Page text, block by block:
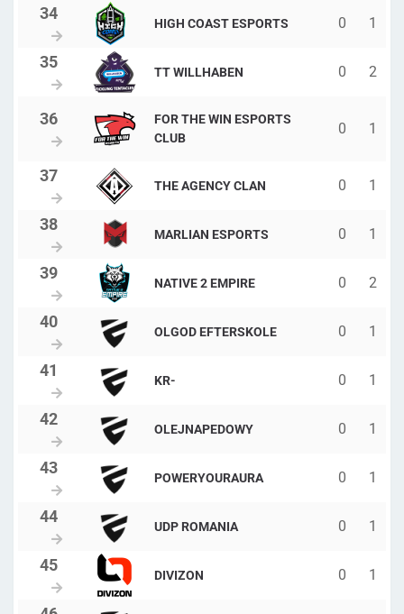
HIGH COAST ESPORTS 0 1
TT WILLHABEN 0 2
FOR THE WIN ESPORTS
CLUB
0 1
THE AGENCY CLAN 0 1
MARLIAN ESPORTS 0 1
NATIVE 2 EMPIRE 0 2
OLGOD EFTERSKOLE 0 1
KR- 0 1
OLEJNAPEDOWY 0 1
POWERYOURAURA 0 1
UDP ROMANIA 0 1
DIVIZON 0 1